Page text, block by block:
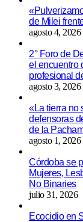
de Milei
agosto 4, 2026
2° Foro de
el encuentro
profesional
agosto 3, 2026
«La tierra no
defensoras
de la
agosto 1, 2026
Córdoba se
Mujeres,
No Binaries
julio 31, 2026
Ecocidio en